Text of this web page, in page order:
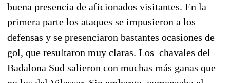
buena presencia de aficionados visitantes. En la
primera parte los ataques se impusieron a los
defensas y se presenciaron bastantes ocasiones de
gol, que resultaron muy claras. Los chavales del
Badalona Sud salieron con muchas más ganas que